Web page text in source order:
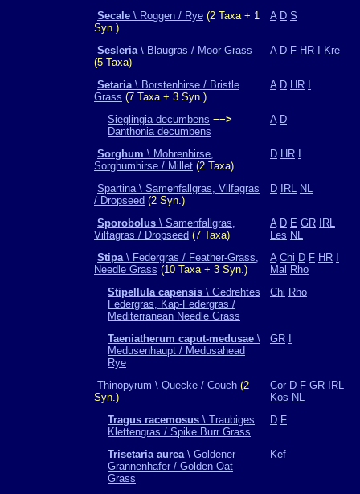
Secale \ Roggen / Rye (2 Taxa + 1
Syn.)
A D S
Sesleria\ Blaugras / Moor Grass
(5 Taxa)
A D F HR Kre
Setaria\ Borstenhirse / Bristle
Grass (7 Taxa + 3 Syn.)
A D HR
Sieglingia decumbens −−>
Danthonia decumbens
A D
Sorghum \ Mohrenhirse,
Sorghumhirse / Millet (2 Taxa)
D HR
Spartina \ Samenfallgras, Vilfagras
/ Dropseed (2 Syn.)
D IRL NL
Sporobolus \ Samenfallgras,
Vilfagras / Dropseed (7 Taxa)
A D E GR
IRL
Les NL
Stipa\ Federgras / Feather-Grass,
Needle Grass (10 Taxa + 3 Syn.)
A Chi D F HR
Mal Rho
Stipellula capensis \ Gedrehtes
Federgras, Kap-Federgras /
Mediterranean Needle Grass
Chi Rho
Taeniatherum caput-medusae \
Medusenhaupt / Medusahead
Rye
GR
Thinopyrum \ Quecke / Couch (2
Syn.)
Cor D F GR
IRL
Kos NL
Tragus racemosus \ Traubiges
Klettengras / Spike Burr Grass
D F
Trisetaria aurea\ Goldener
Grannenhafer / Golden Oat
Grass
Kef